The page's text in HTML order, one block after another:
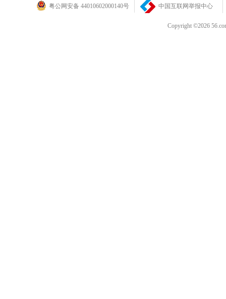
粤公网安备 44010602000140号 中国互联网举报中心
Copyright ©2026